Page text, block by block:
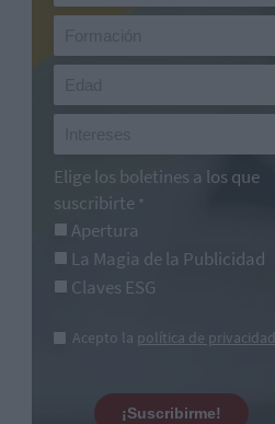
Elige los boletines a los que
suscribirte *
Apertura
La Magia de la Publicidad
Claves ESG
Acepto la política de privacidad
¡Suscribirme!